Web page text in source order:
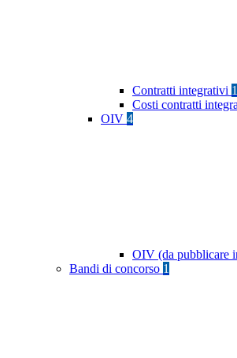
Contratti integrativi
Costi contratti
OIV 4
OIV (da pubblicare
Bandi di concorso 1